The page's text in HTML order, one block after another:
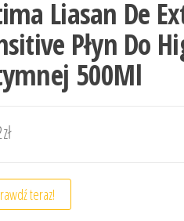
Liasan De
Płyn Do
500Ml
zł
teraz!